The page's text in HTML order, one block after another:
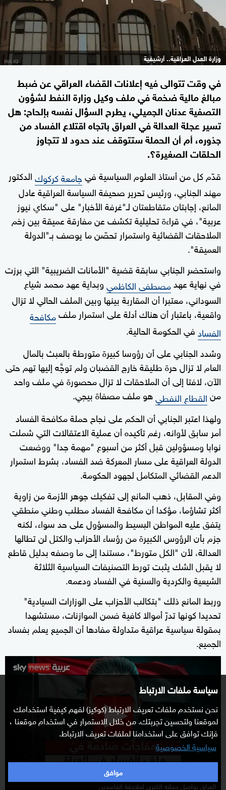
سياسة ملفات الارتباط
نحن نستخدم ملفات تعريف الارتباط (كوكيز) لفهم كيفية استخدامك
لموقعنا ولتحسين تجربتك. من خلال الاستمرار في استخدام موقعنا ،
فإنك توافق على استخدامنا لملفات تعريف الارتباط.
سياسية الخصوصية
موافق
وزارة العدل العراقية.. أرشيفية
في وقت تتوالى فيه إعلانات القضاء العراقي عن ضبط
مبالغ مالية ضخمة في ملف وكيل وزارة النفط لشؤون
التصفية عدنان الجميلي، يطرح السؤال نفسه بإلحاح: هل
تسير عجلة العدالة في العراق باتجاه اقتلاع الفساد من
جذوره، أم أن الحملة ستتوقف عند حدود لا تتجاوز
الحلقات الصغيرة؟.
قدّم كل من أستاذ العلوم السياسية فيجامعة كركوكالدكتور
مهند الجنابي، ورئيس تحرير صحيفة السياسة العراقية عادل
المانع، إجابتان متقاطعتان لـ"غرفة الأخبار" على "سكاي نيوز
عربية"، في قراءة تحليلية تكشف عن مفارقة عميقة بين زخم
الملاحقات القضائية واستمرار تحصّن ما يوصف بـ"الدولة
العميقة".
واستحضر الجنابي سابقة قضية "الأمانات الضريبية" التي برزت
في نهاية عهدمصطفى الكاظميوبداية عهد محمد شياع
السوداني، معتبرا أن المقاربة بينها وبين الملف الحالي لا تزال
واقعية، باعتبار أن هناك أدلة على استمرار ملفمكافحة
الفسادفي الحكومة الحالية.
وشدد الجنابي على أن رؤوسا كبيرة متورطة بالعبث بالمال
العام لا تزال حرة طليقة خارج القضبان ولم توجَّه إليها تهم حتى
الآن، لافتا إلى أن الملاحقات لا تزال محصورة في ملف واحد
منالقطاع النفطيهو ملف مصفاة بيجي.
ولهذا اعتبر الجنابي أن الحكم على نجاح حملة مكافحة الفساد
أمر سابق لأوانه، رغم تأكيده أن عملية الاعتقالات التي شملت
نوابا ومسؤولين قبل أكثر من أسبوع "مهمة جدا" ووضعت
الدولة العراقية على مسار المعركة ضد الفساد، بشرط استمرار
الدعم القضائي المتكامل لجهود الحكومة.
وفي المقابل، ذهب المانع إلى تفكيك جوهر الأزمة من زاوية
أكثر تشاؤما، مؤكدا أن مكافحة الفساد مطلب وطني منطقي
يتفق عليه المواطن البسيط والمسؤول على حد سواء، لكنه
جزم بأن الرؤوس الكبيرة من رؤساء الأحزاب والكتل لن تطالها
العدالة، لأن "الكل متورط"، مستندا إلى ما وصفه بدليل قاطع
لا يقبل الشك يثبت تورط التصنيفات السياسية الثلاثة
الشيعية والكردية والسنية في الفساد ودعمه.
وربط المانع ذلك "بتكالب الأحزاب على الوزارات السيادية"
تحديدا كونها تدرّ أموالا كافية ضمن الموازنات، مستشهدا
بمقولة سياسية عراقية متداولة مفادها أن الجميع يعلم بفساد
الجميع.
seconds
minutes,
20
العراق يواصل حملته الكبرى لملاحقة الفاسدين